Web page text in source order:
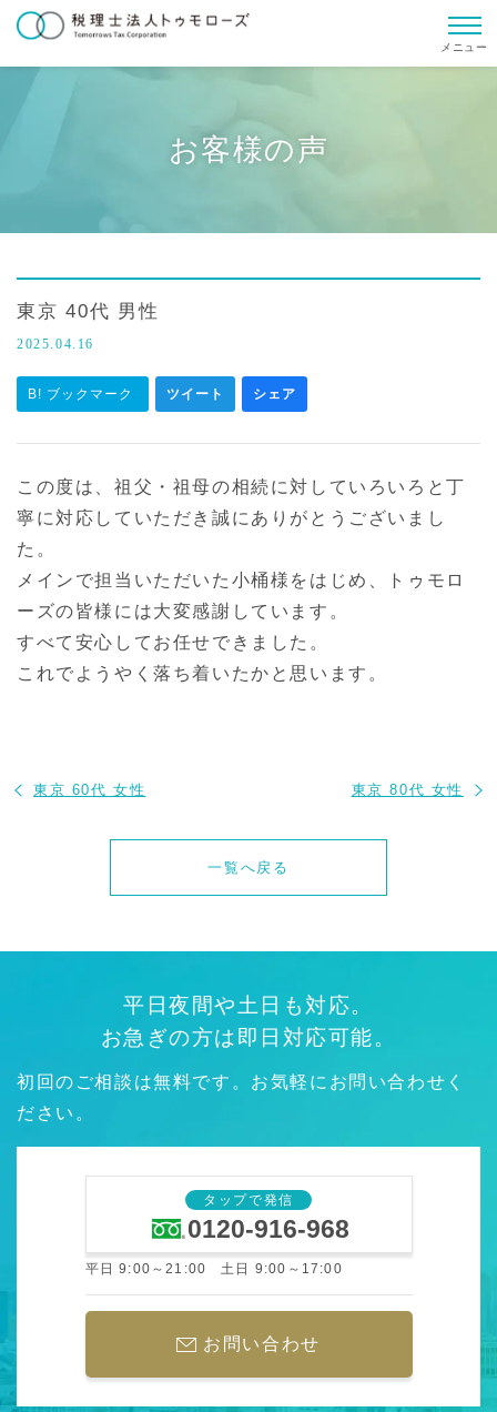
メニュー
お客様の声
東京 40代 男性
2025.04.16
B! ブックマーク ツイート シェア
この度は、祖父・祖母の相続に対していろいろと丁
寧に対応していただき誠にありがとうございまし
た。
メインで担当いただいた小桶様をはじめ、トゥモロ
ーズの皆様には大変感謝しています。
すべて安心してお任せできました。
これでようやく落ち着いたかと思います。
東京 60代 女性
一覧へ戻る
東京 80代 女性
平日夜間や土日も対応。
お急ぎの方は即日対応可能。
初回のご相談は無料です。お気軽にお問い合わせく
ださい。
タップで発信
0120-916-968
平日 9:00～21:00 土日 9:00～17:00
お問い合わせ